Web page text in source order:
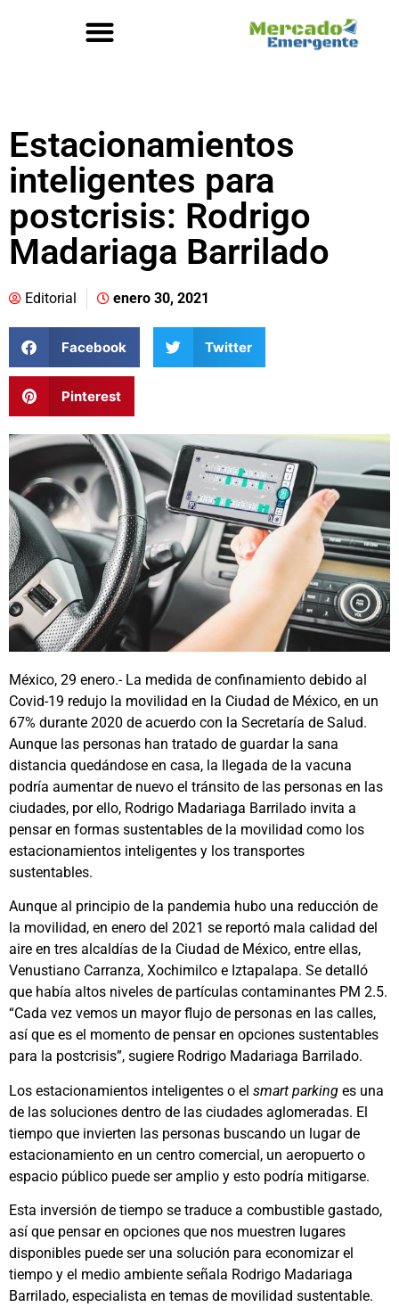
Estacionamientos
inteligentes para
postcrisis: Rodrigo
Madariaga Barrilado
Editorial enero 30, 2021
Facebook Twitter
Pinterest
México, 29 enero.- La medida de confinamiento debido al
Covid-19 redujo la movilidad en la Ciudad de México, en un
67% durante 2020 de acuerdo con la Secretaría de Salud.
Aunque las personas han tratado de guardar la sana
distancia quedándose en casa, la llegada de la vacuna
podría aumentar de nuevo el tránsito de las personas en las
ciudades, por ello, Rodrigo Madariaga Barrilado invita a
pensar en formas sustentables de la movilidad como los
estacionamientos inteligentes y los transportes
sustentables.
Aunque al principio de la pandemia hubo una reducción de
la movilidad, en enero del 2021 se reportó mala calidad del
aire en tres alcaldías de la Ciudad de México, entre ellas,
Venustiano Carranza, Xochimilco e Iztapalapa. Se detalló
que había altos niveles de partículas contaminantes PM 2.5.
“Cada vez vemos un mayor flujo de personas en las calles,
así que es el momento de pensar en opciones sustentables
para la postcrisis”, sugiere Rodrigo Madariaga Barrilado.
Los estacionamientos inteligentes o el smart parking es una
de las soluciones dentro de las ciudades aglomeradas. El
tiempo que invierten las personas buscando un lugar de
estacionamiento en un centro comercial, un aeropuerto o
espacio público puede ser amplio y esto podría mitigarse.
Esta inversión de tiempo se traduce a combustible gastado,
así que pensar en opciones que nos muestren lugares
disponibles puede ser una solución para economizar el
tiempo y el medio ambiente señala Rodrigo Madariaga
Barrilado, especialista en temas de movilidad sustentable.